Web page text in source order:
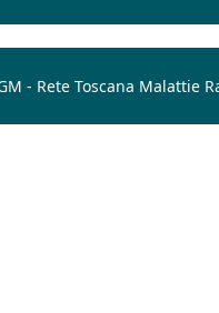
- Rete Toscana Malattie